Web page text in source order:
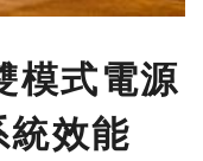
式電源
效能